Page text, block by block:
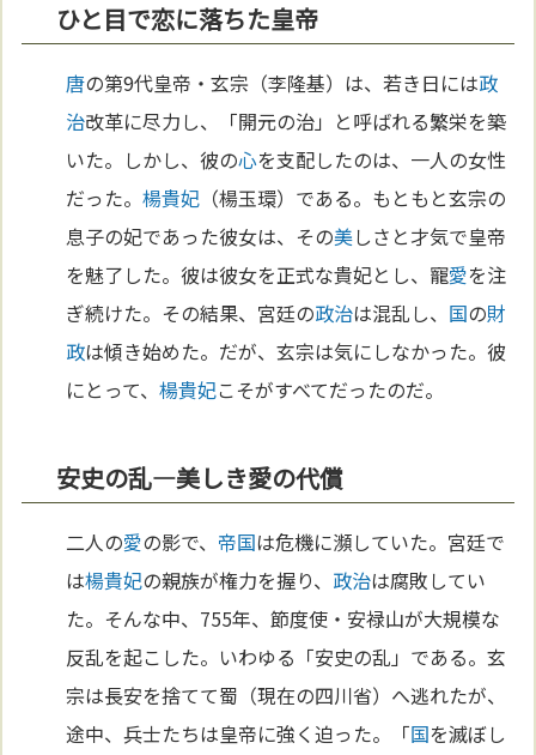
ひと目で恋に落ちた皇帝
唐の第9代皇帝・玄宗（李隆基）は、若き日には政
治改革に尽力し、「開元の治」と呼ばれる繁栄を築
いた。しかし、彼の心を支配したのは、一人の女性
だった。楊貴妃 （楊玉環）である。もともと玄宗の
息子の妃であった彼女は、その美しさと才気で皇帝
を魅了した。彼は彼女を正式な貴妃とし、寵愛を注
ぎ続けた。その結果、宮廷の政治は混乱し、 国の財
政は傾き始めた。だが、玄宗は気にしなかった。彼
にとって、楊貴妃こそがすべてだったのだ。
安史の乱—美しき愛の代償
二人の愛の影で、 帝国は危機に瀕していた。宮廷で
は楊貴妃の親族が権力を握り、 政治は腐敗してい
た。そんな中、755年、節度使・安禄山が大規模な
反乱を起こした。いわゆる「安史の乱」である。玄
宗は長安を捨てて蜀（現在の四川省）へ逃れたが、
途中、兵士たちは皇帝に強く迫った。「国を滅ぼし